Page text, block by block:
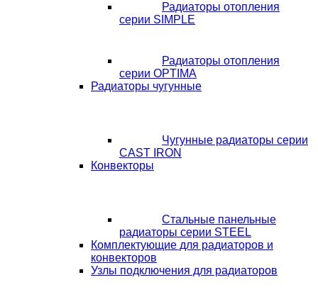
Радиаторы отопления
серии SIMPLE
Радиаторы отопления
серии OPTIMA
Радиаторы чугунные
Чугунные радиаторы серии
CAST IRON
Конвекторы
Стальные панельные
радиаторы серии STEEL
Комплектующие для радиаторов и
конвекторов
Узлы подключения для радиаторов